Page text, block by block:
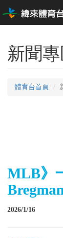
新聞專
體育台首頁
MLB》
2026/1/16